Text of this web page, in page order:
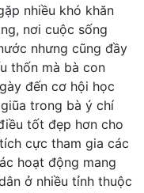
nhiều khó khăn
nơi cuộc sống
nhưng cũng đầy
thốn mà bà con
đến cơ hội học
trong bà ý chí
tốt đẹp hơn cho
cực tham gia các
hoạt động mang
ở nhiều tỉnh thuộc